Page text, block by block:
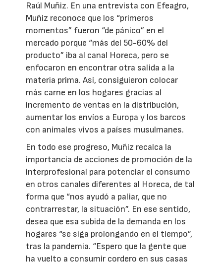
Raúl Muñiz. En una entrevista con Efeagro,
Muñiz reconoce que los “primeros
momentos” fueron “de pánico” en el
mercado porque “más del 50-60% del
producto” iba al canal Horeca, pero se
enfocaron en encontrar otra salida a la
materia prima. Así, consiguieron colocar
más carne en los hogares gracias al
incremento de ventas en la distribución,
aumentar los envíos a Europa y los barcos
con animales vivos a países musulmanes.
En todo ese progreso, Muñiz recalca la
importancia de acciones de promoción de la
interprofesional para potenciar el consumo
en otros canales diferentes al Horeca, de tal
forma que “nos ayudó a paliar, que no
contrarrestar, la situación”. En ese sentido,
desea que esa subida de la demanda en los
hogares “se siga prolongando en el tiempo”,
tras la pandemia. “Espero que la gente que
ha vuelto a consumir cordero en sus casas